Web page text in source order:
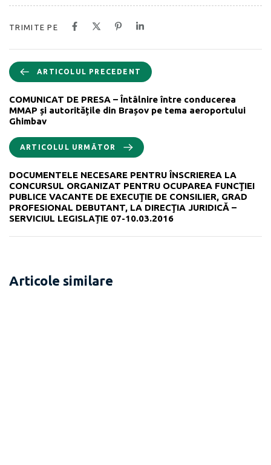
TRIMITE PE
ARTICOLUL PRECEDENT
COMUNICAT DE PRESA – Întâlnire între conducerea
MMAP și autoritățile din Brașov pe tema aeroportului
Ghimbav
ARTICOLUL URMĂTOR
DOCUMENTELE NECESARE PENTRU ÎNSCRIEREA LA
CONCURSUL ORGANIZAT PENTRU OCUPAREA FUNCŢIEI
PUBLICE VACANTE DE EXECUŢIE DE CONSILIER, GRAD
PROFESIONAL DEBUTANT, LA DIRECŢIA JURIDICĂ –
SERVICIUL LEGISLAȚIE 07-10.03.2016
Articole similare